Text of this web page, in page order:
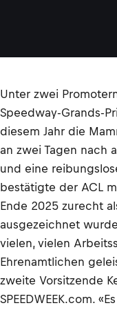
Unter zwei
Speedway-Grands-
diesem Jahr die
an zwei Tagen nach
und eine
bestätigte der ACL
Ende 2025 zurecht
ausgezeichnet
vielen, vielen
Ehrenamtlichen
zweite Vorsitzende
SPEEDWEEK.com.